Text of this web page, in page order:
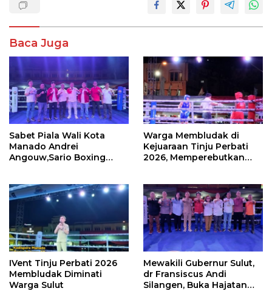
Baca Juga
Sabet Piala Wali Kota
Manado Andrei
Angouw,Sario Boxing
Warga Membludak di
Kejuaraan Tinju Perbati
2026, Memperebutkan
IVent Tinju Perbati 2026
Membludak Diminati
Warga Sulut
Mewakili Gubernur Sulut,
dr Fransiscus Andi
Silangen, Buka Hajatan